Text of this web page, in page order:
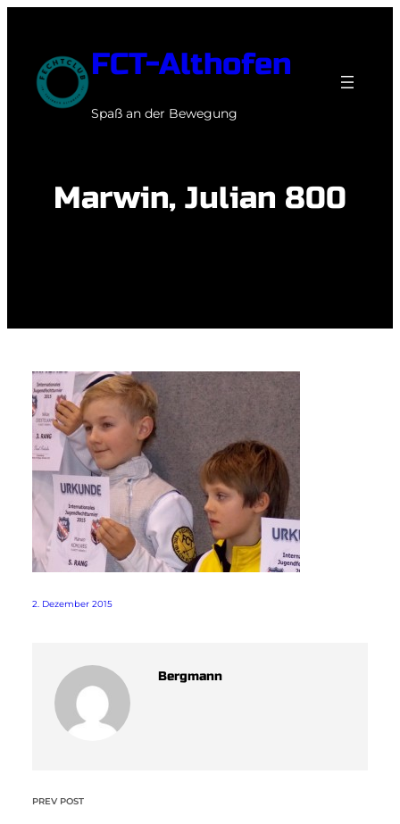
springen
FCT-Althofen
Spaß an der Bewegung
Marwin, Julian 800
2. Dezember 2015
Bergmann
PREV POST